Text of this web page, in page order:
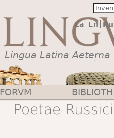
La En Ru
Lingua Latina Aeterna
Poetae
FORVM